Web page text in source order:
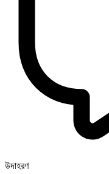
উদাহরণ